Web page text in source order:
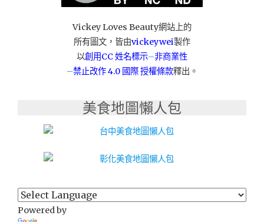
Vickey Loves Beauty網站上的
所有圖文，皆由vickeywei製作
以創用CC 姓名標示–非商業性
–禁止改作4.0 國際 授權條款釋出。
美食地圖懶人包
Powered by